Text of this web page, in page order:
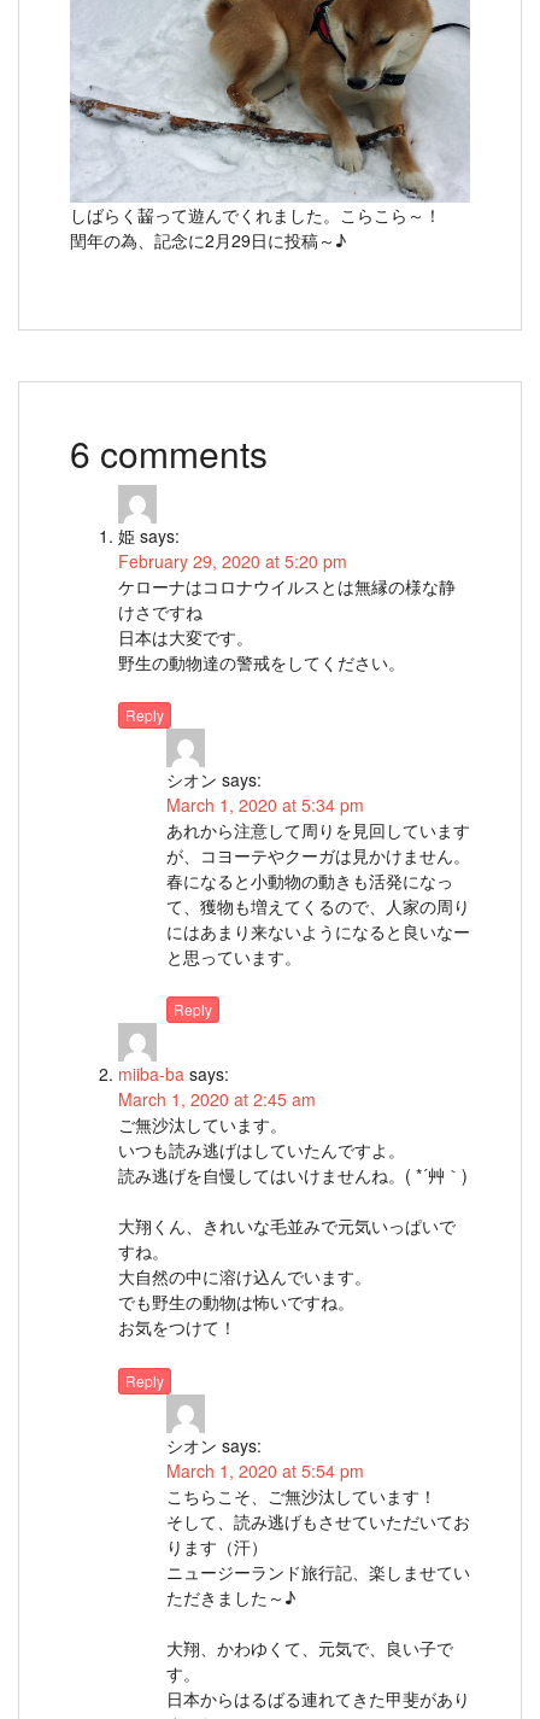
しばらく齧って遊んでくれました。こらこら～！
閏年の為、記念に2月29日に投稿～♪
6 comments
姫 says:
February 29, 2020 at 5:20 pm
ケローナはコロナウイルスとは無縁の様な静
けさですね
日本は大変です。
野生の動物達の警戒をしてください。
Reply
シオン says:
March 1, 2020 at 5:34 pm
あれから注意して周りを見回しています
が、コヨーテやクーガは見かけません。
春になると小動物の動きも活発になっ
て、獲物も増えてくるので、人家の周り
にはあまり来ないようになると良いなー
と思っています。
Reply
miiba-ba says:
March 1, 2020 at 2:45 am
ご無沙汰しています。
いつも読み逃げはしていたんですよ。
読み逃げを自慢してはいけませんね。( *´艸｀)
大翔くん、きれいな毛並みで元気いっぱいで
すね。
大自然の中に溶け込んでいます。
でも野生の動物は怖いですね。
お気をつけて！
Reply
シオン says:
March 1, 2020 at 5:54 pm
こちらこそ、ご無沙汰しています！
そして、読み逃げもさせていただいてお
ります（汗）
ニュージーランド旅行記、楽しませてい
ただきました～♪
大翔、かわゆくて、元気で、良い子で
す。
日本からはるばる連れてきた甲斐があり